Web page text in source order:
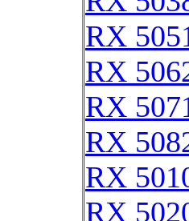
RX
RX
RX
RX
RX
RX